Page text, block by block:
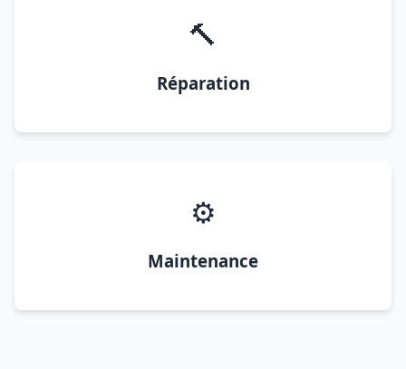
🔨
Réparation
⚙️
Maintenance